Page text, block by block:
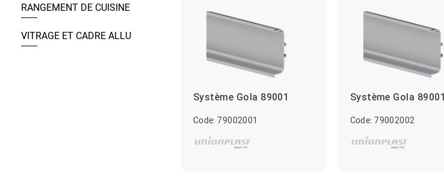
RANGEMENT DE CUISINE
VITRAGE ET CADRE ALLU
Système Gola 89001
Code: 79002001
Système Gola 89001
Code: 79002002